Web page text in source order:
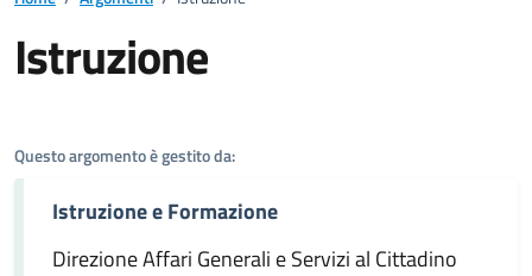
Istruzione
Questo argomento è gestito da:
Istruzione e Formazione
Direzione Affari Generali e Servizi al Cittadino